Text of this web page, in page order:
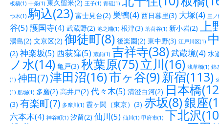
板橋(1) 十条(1) 東久留米(2) 王子(1) 青砥(1)
つ木(1) 駒込(23) 富士見台(2) 巣鴨(4) 西日暮里(3) 大塚(4) 三ノ
谷(5)護国寺(4) 武蔵野(2) 池之端(1) 根津(3) 茗荷谷(1) 新小岩(2) 上
湯島(2) 文京区(2) 御徒町(8) 後楽園(2) 東中野(3) 江戸川区(1)
(2) 神楽坂(5)西荻窪(5) 蔵前(1) 吉祥寺(38)武蔵境(4) 水
ノ水(14) 亀戸(3) 秋葉原(75)立川(16) 浅草橋(1) 錦
(1) 神田(7)津田沼(16)市ヶ谷(9)新宿(113)
(1) 船堀(1) 多磨(2) 高井戸(2) 代々木(5) 清澄白河(2) 日本橋
(3) 有楽町(7) 多摩川(1) 霞ヶ関（東京）(3) 赤坂(8)銀座
六本木(4) 神谷町(1) 汐留(2) 仙川(5) 仙川(1) 甲府市(1) 下北沢